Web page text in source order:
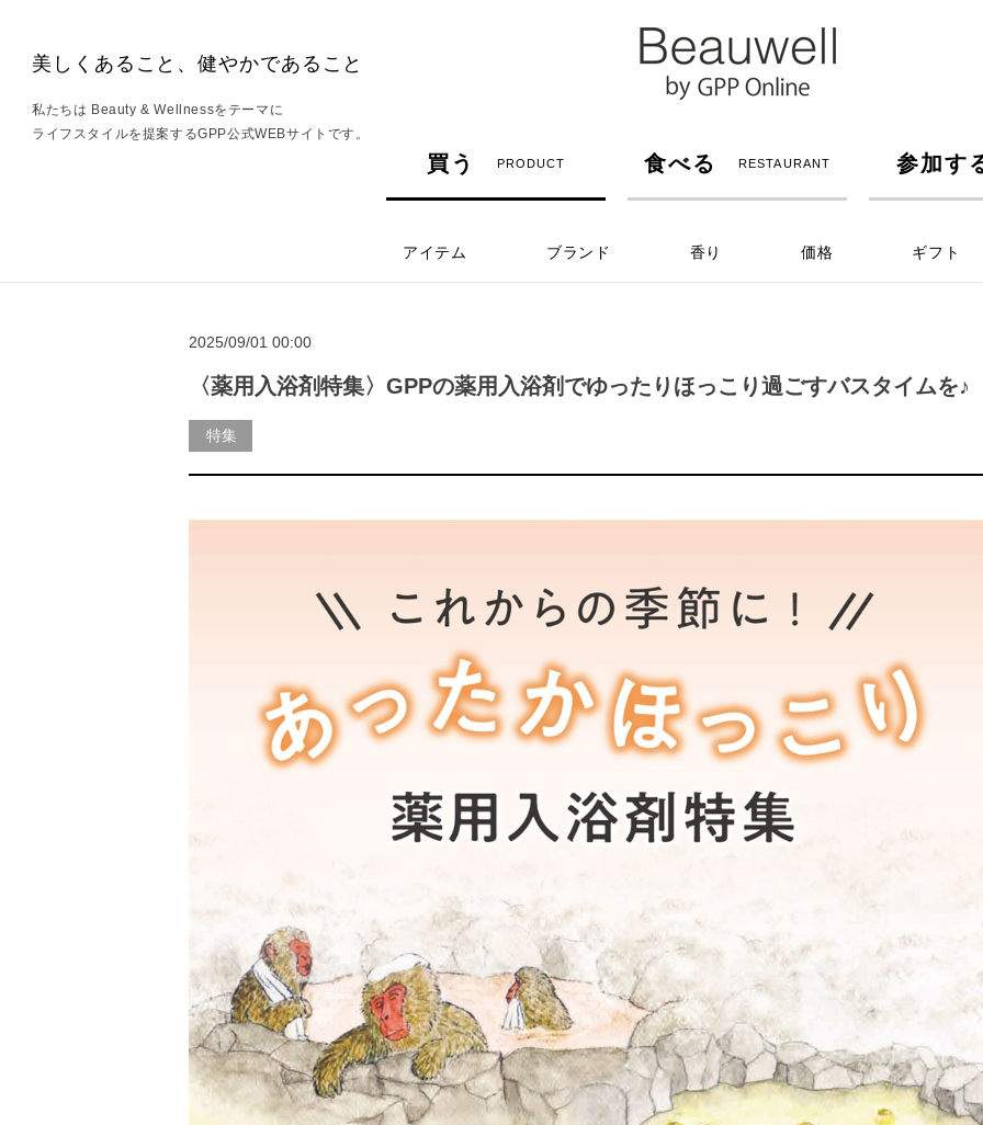
美しくあること、健やかであること
私たちは Beauty & Wellnessをテーマに
ライフスタイルを提案するGPP公式WEBサイトです。
買う PRODUCT 食べる RESTAURANT 参加す
アイテム ブランド 香り 価格 ギフト
2025/09/01 00:00
〈薬用入浴剤特集〉GPPの薬用入浴剤でゆったりほっこり過ごすバスタイムを♪
特集